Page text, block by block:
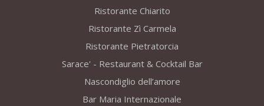
Ristorante Chiarito
Ristorante Zì Carmela
Ristorante Pietratorcia
Sarace' - Restaurant & Cocktail Bar
Nascondiglio dell’amore
Bar Maria Internazionale